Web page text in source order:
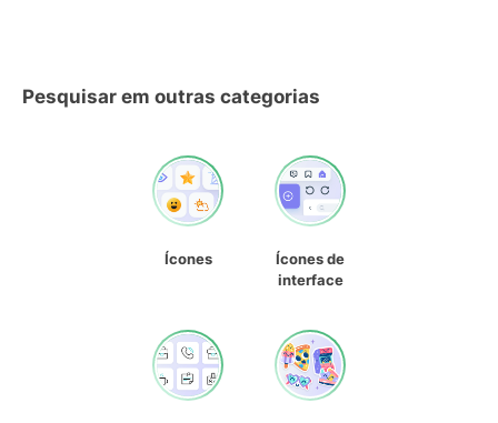
Pesquisar em outras categorias
Ícones
Ícones de
interface